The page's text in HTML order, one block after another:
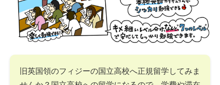
旧英国領のフィジーの国立高校へ正規留学してみま